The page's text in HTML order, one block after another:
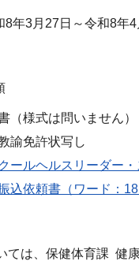
8年3月27日～令和8年4
（様式は問いません）
諭免許状写し
クールヘルスリーダー
込依頼書（ワード：
ては、保健体育課 健